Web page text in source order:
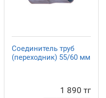
Соединитель труб
(переходник) 55/60 мм
1 890 тг